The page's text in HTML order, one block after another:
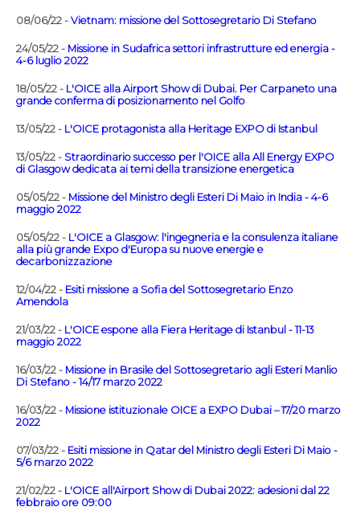
08/06/22 - Vietnam: missione del Sottosegretario Di Stefano
24/05/22 - Missione in Sudafrica settori infrastrutture ed energia -
4-6 luglio 2022
18/05/22 - L'OICE alla Airport Show di Dubai. Per Carpaneto una
grande conferma di posizionamento nel Golfo
13/05/22 - L'OICE protagonista alla Heritage EXPO di Istanbul
13/05/22 - Straordinario successo per l'OICE alla All Energy EXPO
di Glasgow dedicata ai temi della transizione energetica
05/05/22 - Missione del Ministro degli Esteri Di Maio in India - 4-6
maggio 2022
05/05/22 - L'OICE a Glasgow: l'ingegneria e la consulenza italiane
alla più grande Expo d'Europa su nuove energie e
decarbonizzazione
12/04/22 - Esiti missione a Sofia del Sottosegretario Enzo
Amendola
21/03/22 - L'OICE espone alla Fiera Heritage di Istanbul - 11-13
maggio 2022
16/03/22 - Missione in Brasile del Sottosegretario agli Esteri Manlio
Di Stefano - 14/17 marzo 2022
16/03/22 - Missione istituzionale OICE a EXPO Dubai – 17/20 marzo
2022
07/03/22 - Esiti missione in Qatar del Ministro degli Esteri Di Maio -
5/6 marzo 2022
21/02/22 - L'OICE all'Airport Show di Dubai 2022: adesioni dal 22
febbraio ore 09:00